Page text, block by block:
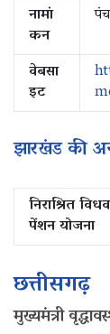
नामां
कन
वेबसा
इट
झारखंड की
निराश्रित
पेंशन योजना
छत्तीसगढ़
मुख्यमंत्री